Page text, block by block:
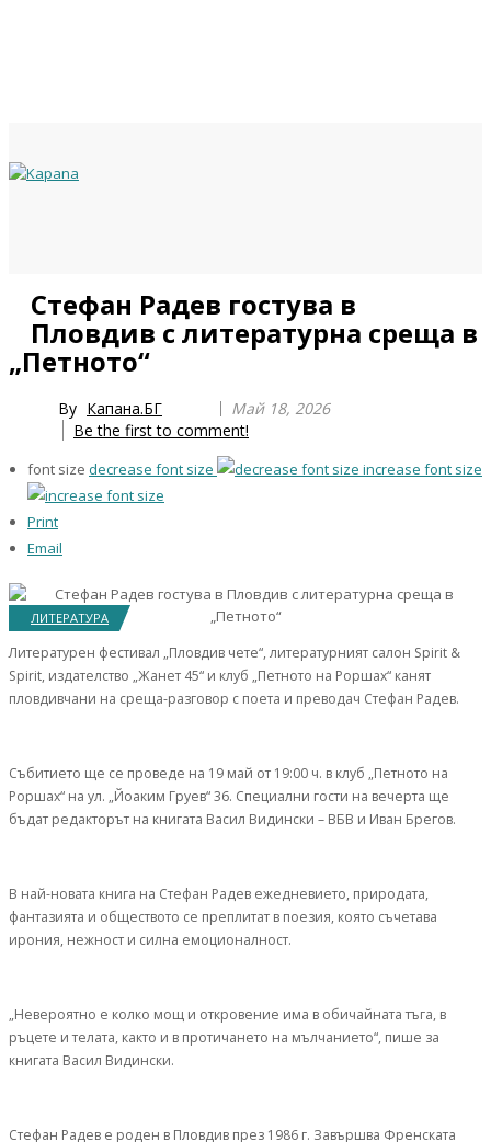
Стефан Радев гостува в
Пловдив с литературна среща в
„Петното“
By Капана.БГ
Май 18, 2026
Be the first to comment!
font size decrease font size increase font size
Print
Email
ЛИТЕРАТУРА
Литературен фестивал „Пловдив чете“, литературният салон Spirit &
Spirit, издателство „Жанет 45“ и клуб „Петното на Роршах“ канят
пловдивчани на среща-разговор с поета и преводач Стефан Радев.
Събитието ще се проведе на 19 май от 19:00 ч. в клуб „Петното на
Роршах“ на ул. „Йоаким Груев“ 36. Специални гости на вечерта ще
бъдат редакторът на книгата Васил Видински – ВБВ и Иван Брегов.
В най-новата книга на Стефан Радев ежедневието, природата,
фантазията и обществото се преплитат в поезия, която съчетава
ирония, нежност и силна емоционалност.
„Невероятно е колко мощ и откровение има в обичайната тъга, в
ръцете и телата, както и в протичането на мълчанието“, пише за
книгата Васил Видински.
Стефан Радев е роден в Пловдив през 1986 г. Завършва Френската
Year
Month
Year
Month